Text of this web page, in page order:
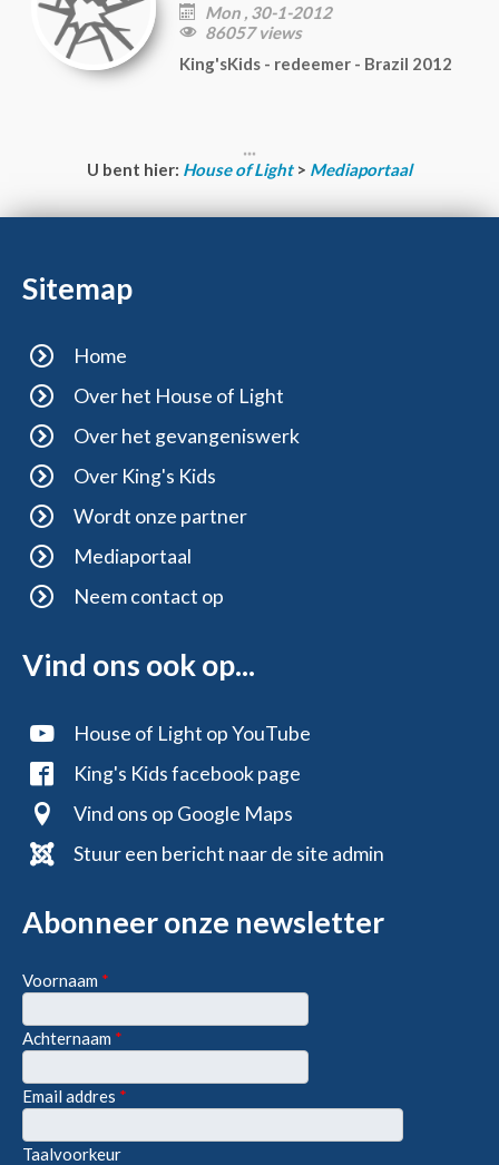
 Mon , 30-1-2012
 86057 views
King'sKids - redeemer - Brazil 2012
U bent hier: House of Light > Mediaportaal
Sitemap
Home
Over het House of Light
Over het gevangeniswerk
Over King's Kids
Wordt onze partner
Mediaportaal
Neem contact op
Vind ons ook op...
House of Light op YouTube
King's Kids facebook page
Vind ons op Google Maps
Stuur een bericht naar de site admin
Abonneer onze newsletter
Voornaam *
Achternaam *
Email addres *
Taalvoorkeur